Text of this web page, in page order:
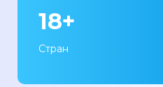
18+
Стран